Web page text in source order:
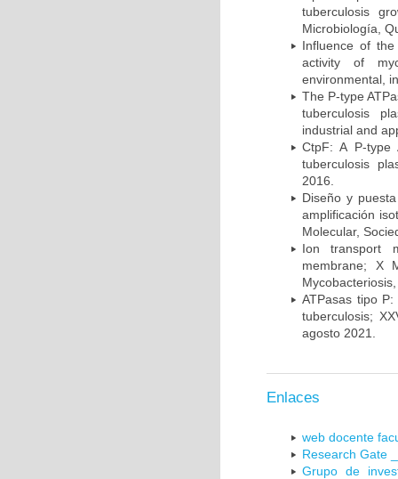
tuberculosis
Microbiología,
Influence of the
activity of
environmental,
The P-type
tuberculosis
industrial and
CtpF: A P-type
tuberculosis
2016.
Diseño y
amplificación
Molecular,
Ion transport
membrane; X
ATPasas tipo
tuberculosis;
agosto 2021.
Enlaces
web docente
Research Gate
Grupo de